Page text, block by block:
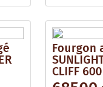
Fourgon
CLIFF